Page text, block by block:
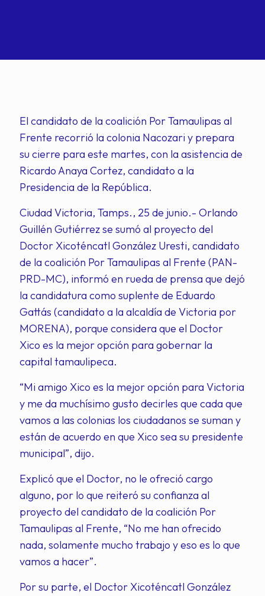
El candidato de la coalición Por Tamaulipas al
Frente recorrió la colonia Nacozari y prepara
su cierre para este martes, con la asistencia de
Ricardo Anaya Cortez, candidato a la
Presidencia de la República.
Ciudad Victoria, Tamps., 25 de junio.- Orlando
Guillén Gutiérrez se sumó al proyecto del
Doctor Xicoténcatl González Uresti, candidato
de la coalición Por Tamaulipas al Frente (PAN-
PRD-MC), informó en rueda de prensa que dejó
la candidatura como suplente de Eduardo
Gattás (candidato a la alcaldía de Victoria por
MORENA), porque considera que el Doctor
Xico es la mejor opción para gobernar la
capital tamaulipeca.
“Mi amigo Xico es la mejor opción para Victoria
y me da muchísimo gusto decirles que cada que
vamos a las colonias los ciudadanos se suman y
están de acuerdo en que Xico sea su presidente
municipal”, dijo.
Explicó que el Doctor, no le ofreció cargo
alguno, por lo que reiteró su confianza al
proyecto del candidato de la coalición Por
Tamaulipas al Frente, “No me han ofrecido
nada, solamente mucho trabajo y eso es lo que
vamos a hacer”.
Por su parte, el Doctor Xicoténcatl González